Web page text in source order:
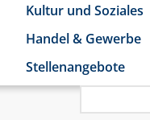
Kultur und Soziales
Handel & Gewerbe
Stellenangebote